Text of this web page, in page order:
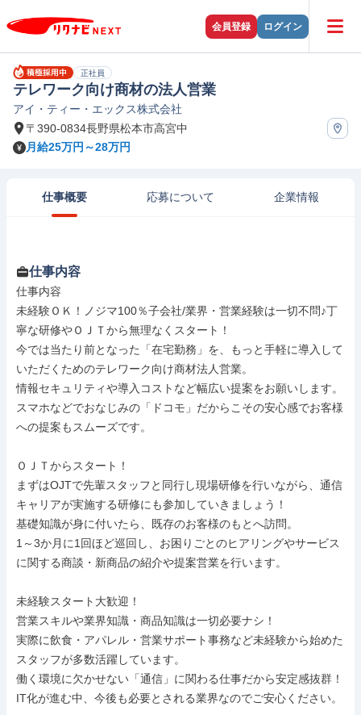
会員登録 ログイン
正社員
テレワーク向け商材の法人営業
アイ・ティー・エックス株式会社
〒390-0834長野県松本市高宮中
月給25万円～28万円
仕事概要 応募について 企業情報
仕事内容
仕事内容
未経験ＯＫ！ノジマ100％子会社/業界・営業経験は一切不問♪丁
寧な研修やＯＪＴから無理なくスタート！
今では当たり前となった「在宅勤務」を、もっと手軽に導入して
いただくためのテレワーク向け商材法人営業。
情報セキュリティや導入コストなど幅広い提案をお願いします。
スマホなどでおなじみの「ドコモ」だからこその安心感でお客様
への提案もスムーズです。
ＯＪＴからスタート！
まずはOJTで先輩スタッフと同行し現場研修を行いながら、通信
キャリアが実施する研修にも参加していきましょう！
基礎知識が身に付いたら、既存のお客様のもとへ訪問。
1～3か月に1回ほど巡回し、お困りごとのヒアリングやサービス
に関する商談・新商品の紹介や提案営業を行います。
未経験スタート大歓迎！
営業スキルや業界知識・商品知識は一切必要ナシ！
実際に飲食・アパレル・営業サポート事務など未経験から始めた
スタッフが多数活躍しています。
働く環境に欠かせない「通信」に関わる仕事だから安定感抜群！
IT化が進む中、今後も必要とされる業界なのでご安心ください。